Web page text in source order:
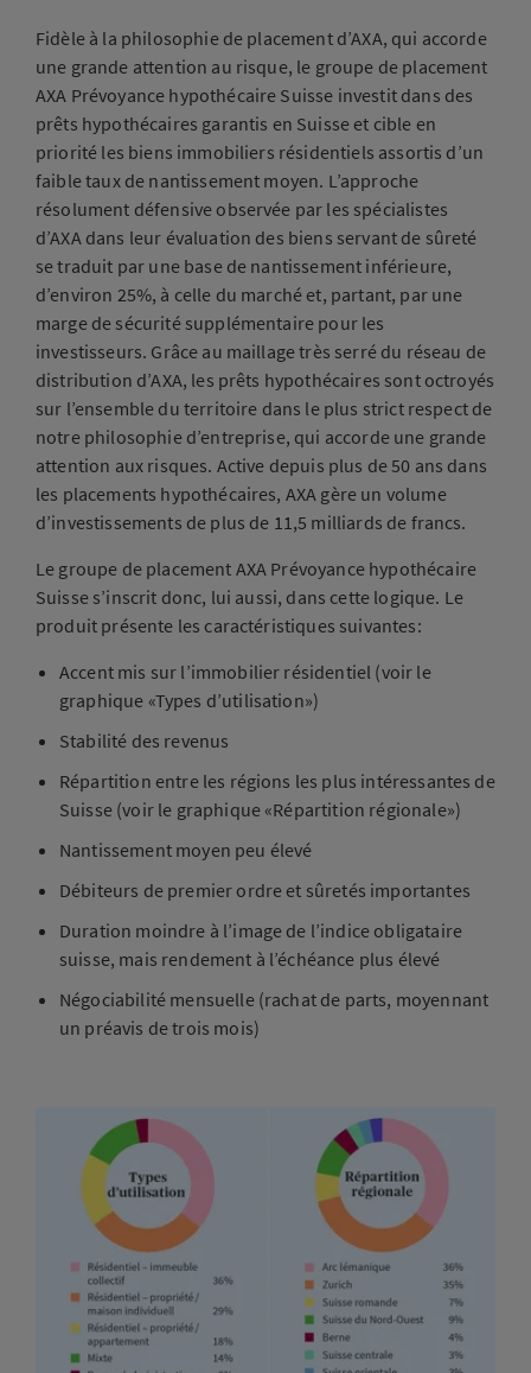
Fidèle à la philosophie de placement d’AXA, qui accorde
une grande attention au risque, le groupe de placement
AXA Prévoyance hypothécaire Suisse investit dans des
prêts hypothécaires garantis en Suisse et cible en
priorité les biens immobiliers résidentiels assortis d’un
faible taux de nantissement moyen. L’approche
résolument défensive observée par les spécialistes
d’AXA dans leur évaluation des biens servant de sûreté
se traduit par une base de nantissement inférieure,
d’environ 25%, à celle du marché et, partant, par une
marge de sécurité supplémentaire pour les
investisseurs. Grâce au maillage très serré du réseau de
distribution d’AXA, les prêts hypothécaires sont octroyés
sur l’ensemble du territoire dans le plus strict respect de
notre philosophie d’entreprise, qui accorde une grande
attention aux risques. Active depuis plus de 50 ans dans
les placements hypothécaires, AXA gère un volume
d’investissements de plus de 11,5 milliards de francs.
Le groupe de placement AXA Prévoyance hypothécaire
Suisse s’inscrit donc, lui aussi, dans cette logique. Le
produit présente les caractéristiques suivantes:
Accent mis sur l’immobilier résidentiel (voir le
graphique «Types d’utilisation»)
Stabilité des revenus
Répartition entre les régions les plus intéressantes de
Suisse (voir le graphique «Répartition régionale»)
Nantissement moyen peu élevé
Débiteurs de premier ordre et sûretés importantes
Duration moindre à l’image de l’indice obligataire
suisse, mais rendement à l’échéance plus élevé
Négociabilité mensuelle (rachat de parts, moyennant
un préavis de trois mois)